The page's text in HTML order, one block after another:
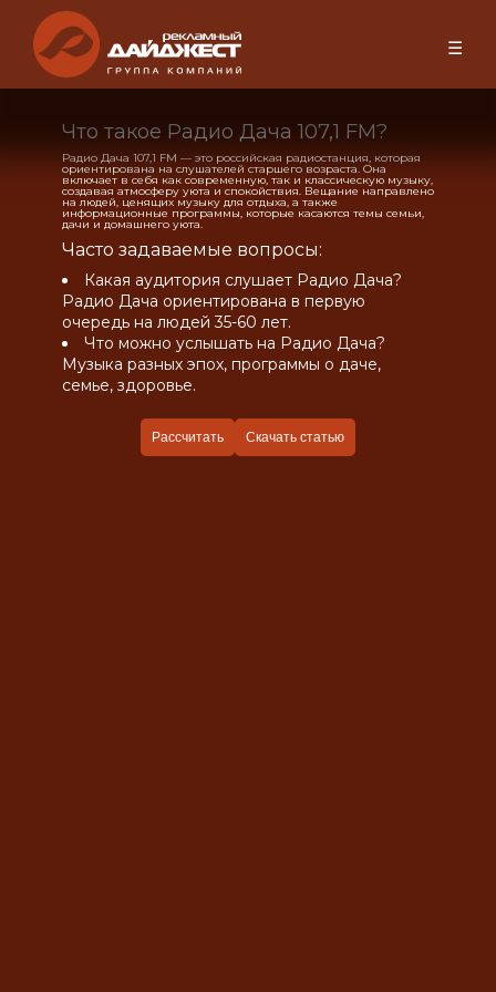
☰
Что такое Радио Дача 107,1 FM?
Радио Дача 107,1 FM — это российская радиостанция, которая
ориентирована на слушателей старшего возраста. Она
включает в себя как современную, так и классическую музыку,
создавая атмосферу уюта и спокойствия. Вещание направлено
на людей, ценящих музыку для отдыха, а также
информационные программы, которые касаются темы семьи,
дачи и домашнего уюта.
Часто задаваемые вопросы:
Какая аудитория слушает Радио Дача?
Радио Дача ориентирована в первую
очередь на людей 35-60 лет.
Что можно услышать на Радио Дача?
Музыка разных эпох, программы о даче,
семье, здоровье.
Рассчитать Скачать статью